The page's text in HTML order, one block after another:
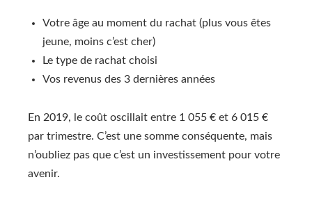
Votre âge au moment du rachat (plus vous êtes
jeune, moins c’est cher)
Le type de rachat choisi
Vos revenus des 3 dernières années
En 2019, le coût oscillait entre 1 055 € et 6 015 €
par trimestre. C’est une somme conséquente, mais
n’oubliez pas que c’est un investissement pour votre
avenir.